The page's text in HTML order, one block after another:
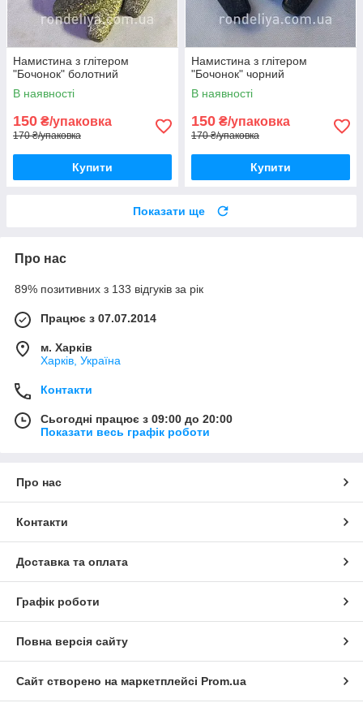
Намистина з глітером
"Бочонок" болотний
В наявності
150 ₴/упаковка
170 ₴/упаковка
Купити
Намистина з глітером
"Бочонок" чорний
В наявності
150 ₴/упаковка
170 ₴/упаковка
Купити
Показати ще
Про нас
89% позитивних з 133 відгуків за рік
Працює з 07.07.2014
м. Харків
Харків, Україна
Контакти
Сьогодні працює з 09:00 до 20:00
Показати весь графік роботи
Про нас
Контакти
Доставка та оплата
Графік роботи
Повна версія сайту
Сайт створено на маркетплейсі Prom.ua